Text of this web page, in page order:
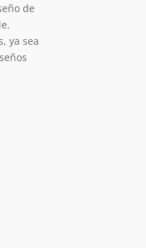
de
ya sea